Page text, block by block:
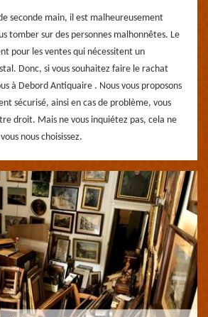
seconde main, il est malheureusement
tomber sur des personnes malhonnêtes. Le
pour les ventes qui nécessitent un
Donc, si vous souhaitez faire le rachat
à Debord Antiquaire . Nous vous proposons
sécurisé, ainsi en cas de problème, vous
droit. Mais ne vous inquiétez pas, cela ne
nous choisissez.